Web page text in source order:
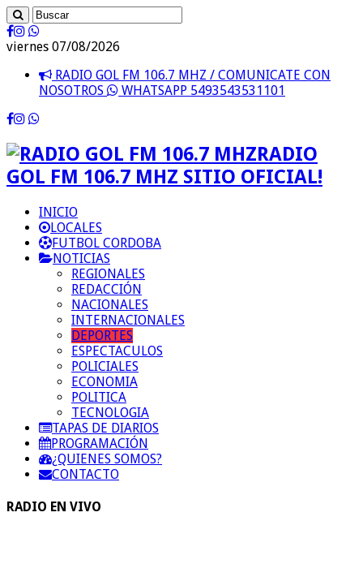
viernes 07/08/2026
RADIO GOL FM 106.7 MHZ / COMUNICATE CON
NOSOTROS
WHATSAPP 5493543531101
RADIO
GOL FM 106.7 MHZ SITIO OFICIAL!
INICIO
LOCALES
FUTBOL CORDOBA
NOTICIAS
REGIONALES
REDACCIÓN
NACIONALES
INTERNACIONALES
DEPORTES
ESPECTACULOS
POLICIALES
ECONOMIA
POLITICA
TECNOLOGIA
TAPAS DE DIARIOS
PROGRAMACIÓN
¿QUIENES SOMOS?
CONTACTO
RADIO EN VIVO